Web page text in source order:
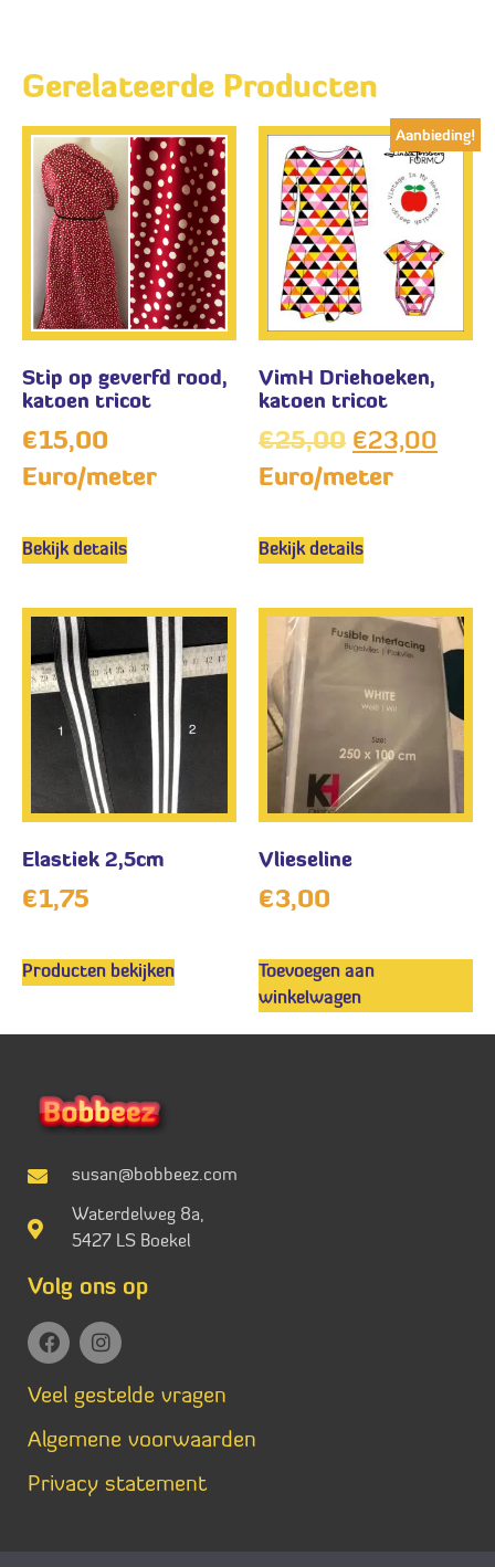
Gerelateerde Producten
Stip op geverfd rood,
katoen tricot
€15,00
Euro/meter
Bekijk details
Aanbieding!
VimH Driehoeken,
katoen tricot
€25,00 €23,00
Euro/meter
Bekijk details
Elastiek 2,5cm
€1,75
Producten bekijken
Vlieseline
€3,00
Toevoegen aan
winkelwagen
susan@bobbeez.com
Waterdelweg 8a,
5427 LS Boekel
Volg ons op
Veel gestelde vragen
Algemene voorwaarden
Privacy statement